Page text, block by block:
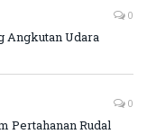
0
Angkutan Udara
0
Pertahanan Rudal